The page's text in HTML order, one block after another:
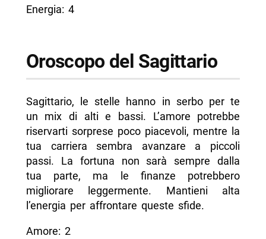
Energia: 4
Oroscopo del Sagittario
Sagittario, le stelle hanno in serbo per te
un mix di alti e bassi. L’amore potrebbe
riservarti sorprese poco piacevoli, mentre la
tua carriera sembra avanzare a piccoli
passi. La fortuna non sarà sempre dalla
tua parte, ma le finanze potrebbero
migliorare leggermente. Mantieni alta
l’energia per affrontare queste sfide.
Amore: 2